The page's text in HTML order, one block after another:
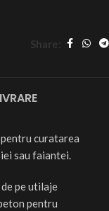
Share:
curatarea
sau faiantei.
pe utilaje
pentru